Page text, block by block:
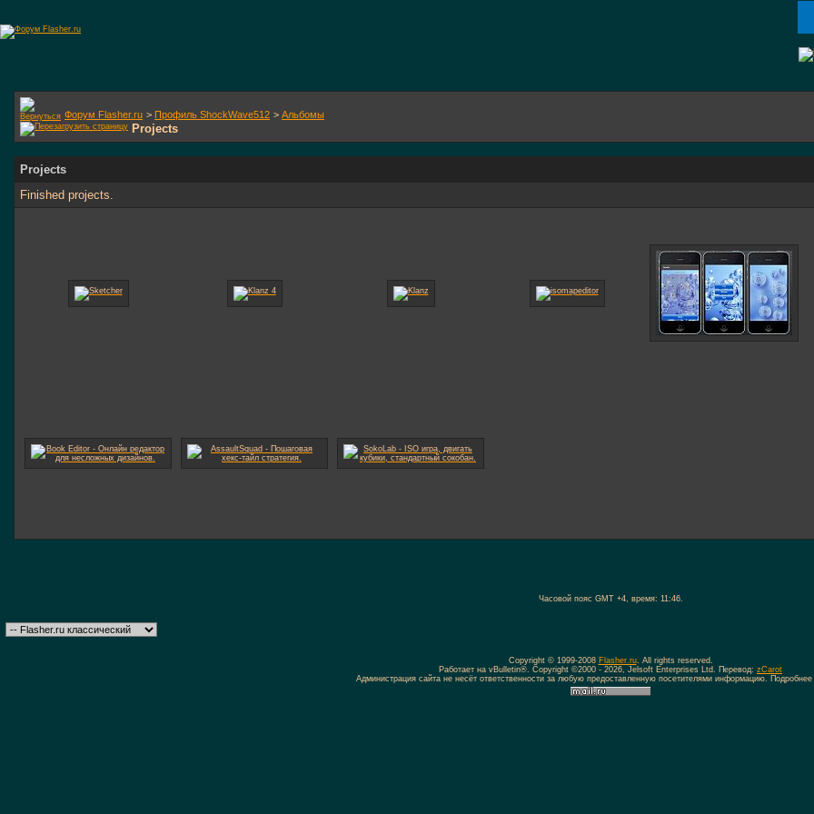
Форум Flasher.ru > Профиль ShockWave512 > Альбомы
Projects
Projects
Finished projects.
Часовой пояс GMT +4, время: 11:46.
Copyright © 1999-2008 Flasher.ru. All rights reserved.
Работает на vBulletin®. Copyright ©2000 - 2026, Jelsoft Enterprises Ltd. Перевод: zCarot
Администрация сайта не несёт ответственности за любую предоставленную посетителями информацию.